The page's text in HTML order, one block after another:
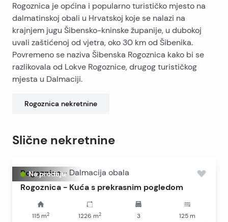
Rogoznica je općina i popularno turističko mjesto na
dalmatinskoj obali u Hrvatskoj koje se nalazi na
krajnjem jugu Šibensko-kninske županije, u dubokoj
uvali zaštićenoj od vjetra, oko 30 km od Šibenika.
Povremeno se naziva Šibenska Rogoznica kako bi se
razlikovala od Lokve Rogoznice, drugog turističkog
mjesta u Dalmaciji.
Rogoznica nekretnine
Slične nekretnine
Na prodaju
Rogoznica - Dalmacija obala
Rogoznica - Kuća s prekrasnim pogledom
115 m2 1226 m2 3 125 m